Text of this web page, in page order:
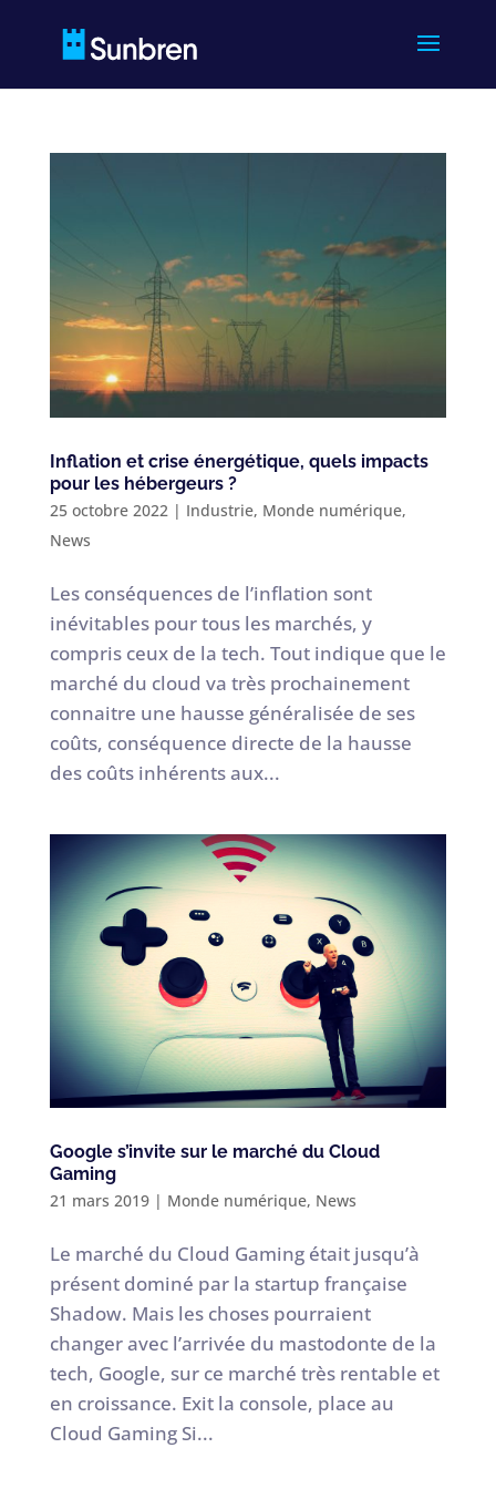
Inflation et crise énergétique, quels impacts
pour les hébergeurs ?
25 octobre 2022| Industrie, Monde numérique,
News
Les conséquences de l’inflation sont
inévitables pour tous les marchés, y
compris ceux de la tech. Tout indique que le
marché du cloud va très prochainement
connaitre une hausse généralisée de ses
coûts, conséquence directe de la hausse
des coûts inhérents aux...
Google s’invite sur le marché du Cloud
Gaming
21 mars 2019| Monde numérique, News
Le marché du Cloud Gaming était jusqu’à
présent dominé par la startup française
Shadow. Mais les choses pourraient
changer avec l’arrivée du mastodonte de la
tech, Google, sur ce marché très rentable et
en croissance. Exit la console, place au
Cloud Gaming Si...